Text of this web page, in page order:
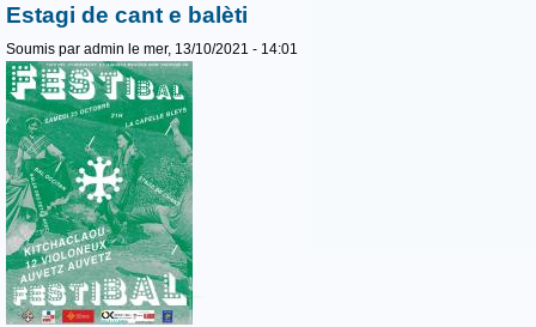
Estagi de cant e balèti
Soumis par admin le mer, 13/10/2021 - 14:01